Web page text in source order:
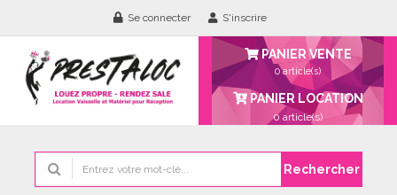
Se connecter S'inscrire
PANIER VENTE
0 article(s)
PANIER LOCATION
0 article(s)
Rechercher